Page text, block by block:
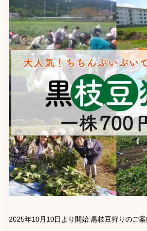
2025年10月10日より開始 黒枝豆狩りのご案